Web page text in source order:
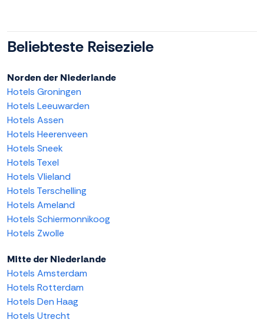
Beliebteste Reiseziele
Norden der Niederlande
Hotels Groningen
Hotels Leeuwarden
Hotels Assen
Hotels Heerenveen
Hotels Sneek
Hotels Texel
Hotels Vlieland
Hotels Terschelling
Hotels Ameland
Hotels Schiermonnikoog
Hotels Zwolle
Mitte der Niederlande
Hotels Amsterdam
Hotels Rotterdam
Hotels Den Haag
Hotels Utrecht